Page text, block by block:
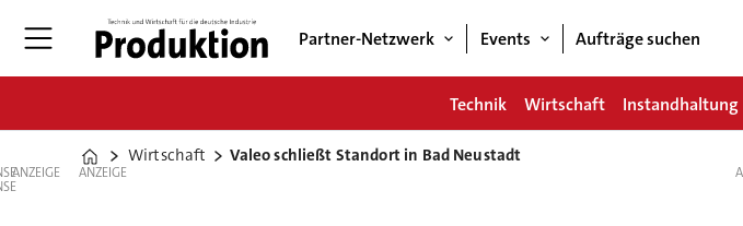
Partner-Netzwerk Events Aufträge suchen
Technik Wirtschaft Instandhaltung
Home
Wirtschaft Valeo schließt Standort in Bad Neustadt
ANZEIGE ANZEIGE